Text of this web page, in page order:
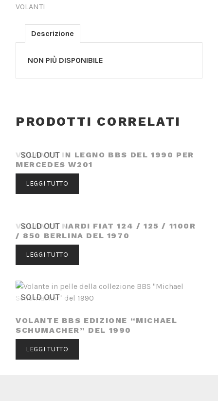
VOLANTI
Descrizione
NON PIÙ DISPONIBILE
PRODOTTI CORRELATI
SOLD OUT
VOLANTE IN LEGNO BBS DEL 1990 PER
MERCEDES W201
LEGGI TUTTO
SOLD OUT
VOLANTE NARDI FIAT 124 / 125 / 1100R
/ 850 BERLINA DEL 1970
LEGGI TUTTO
SOLD OUT
VOLANTE BBS EDIZIONE “MICHAEL
SCHUMACHER” DEL 1990
LEGGI TUTTO